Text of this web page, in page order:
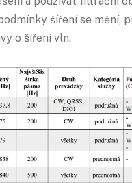
šíření se mění,
o šíření vln.